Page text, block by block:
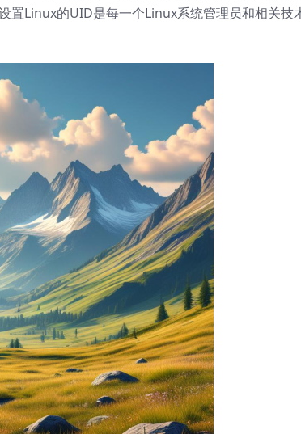
置Linux的UID是每一个Linux系统管理员和相关技